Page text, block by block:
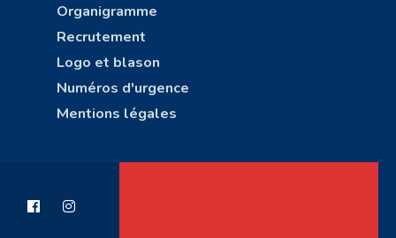
Organigramme
Recrutement
Logo et blason
Numéros d'urgence
Mentions légales